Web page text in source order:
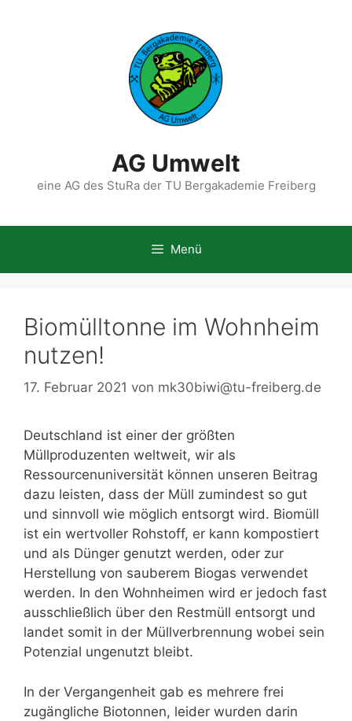
AG Umwelt
eine AG des StuRa der TU Bergakademie Freiberg
Menü
Biomülltonne im Wohnheim
nutzen!
17. Februar 2021 von mk30biwi@tu-freiberg.de
Deutschland ist einer der größten
Müllproduzenten weltweit, wir als
Ressourcenuniversität können unseren Beitrag
dazu leisten, dass der Müll zumindest so gut
und sinnvoll wie möglich entsorgt wird. Biomüll
ist ein wertvoller Rohstoff, er kann kompostiert
und als Dünger genutzt werden, oder zur
Herstellung von sauberem Biogas verwendet
werden. In den Wohnheimen wird er jedoch fast
ausschließlich über den Restmüll entsorgt und
landet somit in der Müllverbrennung wobei sein
Potenzial ungenutzt bleibt.
In der Vergangenheit gab es mehrere frei
zugängliche Biotonnen, leider wurden darin